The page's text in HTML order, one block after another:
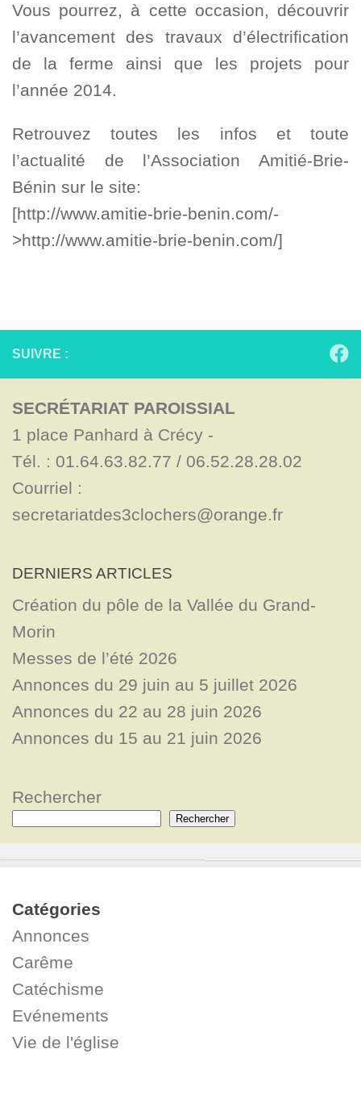
Vous pourrez, à cette occasion, découvrir
l’avancement des travaux d’électrification
de la ferme ainsi que les projets pour
l’année 2014.
Retrouvez toutes les infos et toute
l’actualité de l’Association Amitié-Brie-
Bénin sur le site:
[http://www.amitie-brie-benin.com/-
>http://www.amitie-brie-benin.com/]
SUIVRE :
SECRÉTARIAT PAROISSIAL
1 place Panhard à Crécy -
Tél. : 01.64.63.82.77 / 06.52.28.28.02
Courriel :
secretariatdes3clochers@orange.fr
DERNIERS ARTICLES
Création du pôle de la Vallée du Grand-
Morin
Messes de l’été 2026
Annonces du 29 juin au 5 juillet 2026
Annonces du 22 au 28 juin 2026
Annonces du 15 au 21 juin 2026
Rechercher
Rechercher
Catégories
Annonces
Carême
Catéchisme
Evénements
Vie de l'église